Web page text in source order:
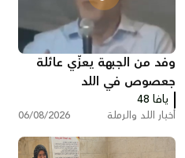
وفد من الجبهة يعزّي عائلة
جعصوص في اللد
يافا 48
أخبار اللد والرملة 06/08/2026